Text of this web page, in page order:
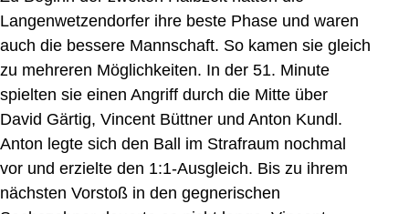
Langenwetzendorfer ihre beste Phase und waren
auch die bessere Mannschaft. So kamen sie gleich
zu mehreren Möglichkeiten. In der 51. Minute
spielten sie einen Angriff durch die Mitte über
David Gärtig, Vincent Büttner und Anton Kundl.
Anton legte sich den Ball im Strafraum nochmal
vor und erzielte den 1:1-Ausgleich. Bis zu ihrem
nächsten Vorstoß in den gegnerischen